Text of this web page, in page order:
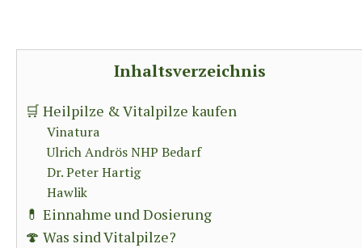
Inhaltsverzeichnis
🛒 Heilpilze & Vitalpilze kaufen
Vinatura
Ulrich Andrös NHP Bedarf
Dr. Peter Hartig
Hawlik
💊 Einnahme und Dosierung
🍄 Was sind Vitalpilze?